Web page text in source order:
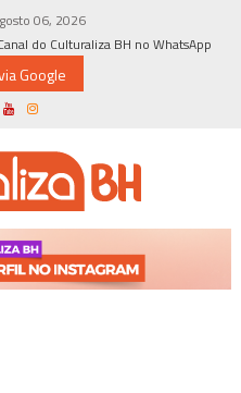
06, 2026
do Culturaliza BH no WhatsApp
Google